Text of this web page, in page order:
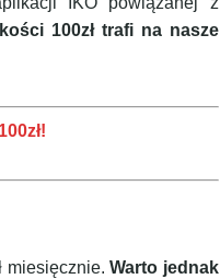
100zł trafi na nasze
miesięcznie.Warto jednak